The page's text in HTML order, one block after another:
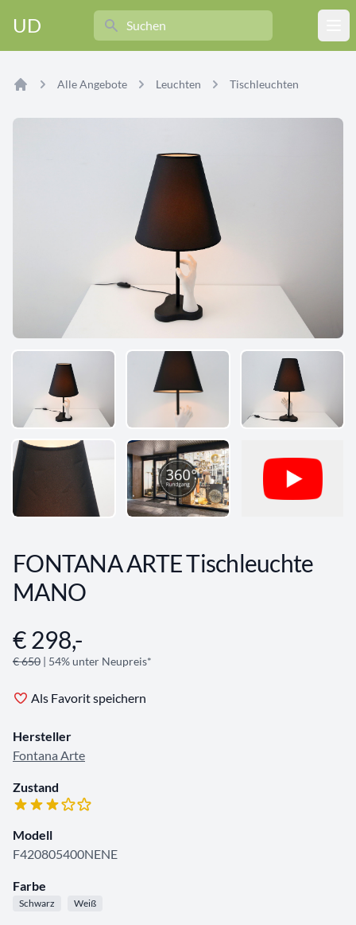
UD
Search
Alle Angebote Leuchten Tischleuchten
FONTANA ARTE Tischleuchte
MANO
Angebotsinformationen
€ 298,-
€ 650 | 54% unter Neupreis*
Als Favorit speichern
Hersteller
Fontana Arte
Zustand
Modell
F420805400NENE
Farbe
Schwarz Weiß